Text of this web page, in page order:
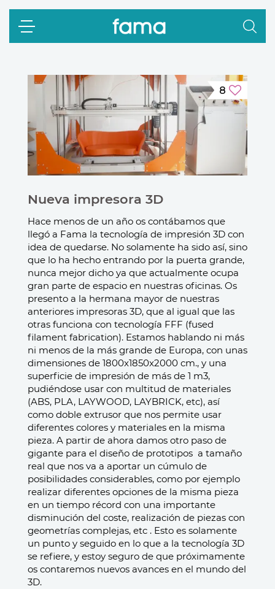
8
Nueva impresora 3D
Hace menos de un año os contábamos que
llegó a Fama la tecnología de impresión 3D con
idea de quedarse. No solamente ha sido así, sino
que lo ha hecho entrando por la puerta grande,
nunca mejor dicho ya que actualmente ocupa
gran parte de espacio en nuestras oficinas. Os
presento a la hermana mayor de nuestras
anteriores impresoras 3D, que al igual que las
otras funciona con tecnología FFF (fused
filament fabrication). Estamos hablando ni más
ni menos de la más grande de Europa, con unas
dimensiones de 1800x1850x2000 cm., y una
superficie de impresión de más de 1 m3,
pudiéndose usar con multitud de materiales
(ABS, PLA, LAYWOOD, LAYBRICK, etc), así
como doble extrusor que nos permite usar
diferentes colores y materiales en la misma
pieza. A partir de ahora damos otro paso de
gigante para el diseño de prototipos a tamaño
real que nos va a aportar un cúmulo de
posibilidades considerables, como por ejemplo
realizar diferentes opciones de la misma pieza
en un tiempo récord con una importante
disminución del coste, realización de piezas con
geometrías complejas, etc . Esto es solamente
un punto y seguido en lo que a la tecnología 3D
se refiere, y estoy seguro de que próximamente
os contaremos nuevos avances en el mundo del
3D.